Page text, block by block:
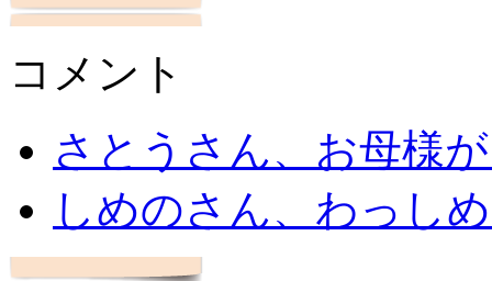
コメント
さとうさん、お母様
しめのさん、わっし